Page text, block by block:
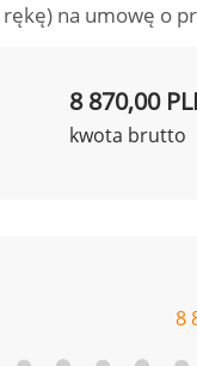
na umowę o
8 870,00
kwota brutto
8